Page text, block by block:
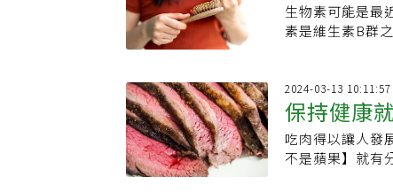
蛋會影響
生物素可能是最
素是維生素B群
疹）、結膜炎、
感、疲勞、憂鬱
2024-03-13
保持健康
大科學原
吃肉得以讓人發
不是蘋果】就有